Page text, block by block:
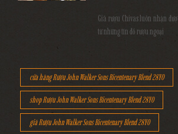
Giá rượu Chivas luôn nhận
từ những tín đồ rượu ngoại
cửa hàng Rượu John Walker Sons Bicentenary Blend 28YO
shop Rượu John Walker Sons Bicentenary Blend 28YO
giá Rượu John Walker Sons Bicentenary Blend 28YO